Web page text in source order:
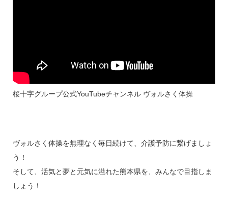
桜十字グループ公式YouTubeチャンネル ヴォルさく体操
ヴォルさく体操を無理なく毎日続けて、介護予防に繋げましょ
う！
そして、活気と夢と元気に溢れた熊本県を、みんなで目指しま
しょう！